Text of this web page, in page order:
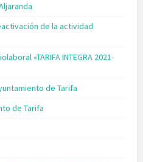
de la actividad
«TARIFA INTEGRA 2021-
de Tarifa
de Tarifa